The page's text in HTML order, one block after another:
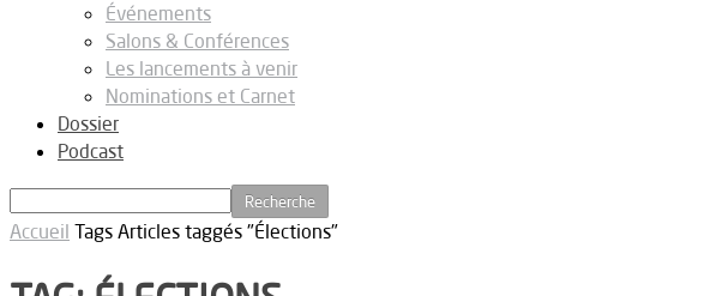
Événements
Salons & Conférences
Les lancements à venir
Nominations et Carnet
Dossier
Podcast
Accueil Tags Articles taggés "Élections"